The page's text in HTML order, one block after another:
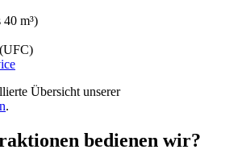
40 m³)
(UFC)
Übersicht unserer
.
bedienen wir?